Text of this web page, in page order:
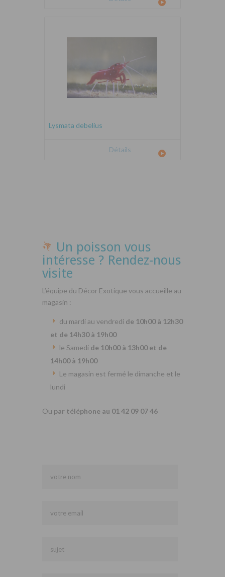
Lysmata debelius
Détails
Un poisson vous
intéresse ? Rendez-nous
visite
L’équipe du Décor Exotique vous accueille au
magasin :
du mardi au vendredi de 10h00 à 12h30
et de 14h30 à 19h00
le Samedi de 10h00 à 13h00 et de
14h00 à 19h00
Le magasin est fermé le dimanche et le
lundi
Ou par téléphone au 01 42 09 07 46